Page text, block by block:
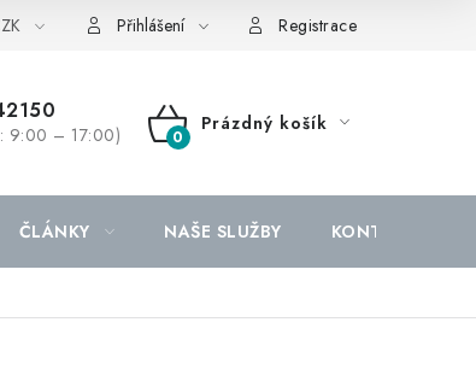
Přihlášení Registrace
9:00 – 17:00)
NÁKUPNÍ
Prázdný košík
ČLÁNKY NAŠE SLUŽBY KONTAKTY